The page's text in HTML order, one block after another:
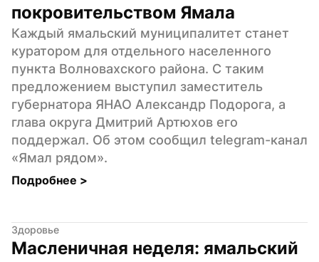
покровительством Ямала
Каждый ямальский муниципалитет станет
куратором для отдельного населенного
пункта Волновахского района. С таким
предложением выступил заместитель
губернатора ЯНАО Александр Подорога, а
глава округа Дмитрий Артюхов его
поддержал. Об этом сообщил telegram-канал
«Ямал рядом».
Подробнее >
Здоровье
Масленичная неделя: ямальский